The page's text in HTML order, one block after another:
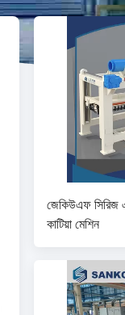
জেকিউএফ সিরিজ
কাটিয়া মেশিন